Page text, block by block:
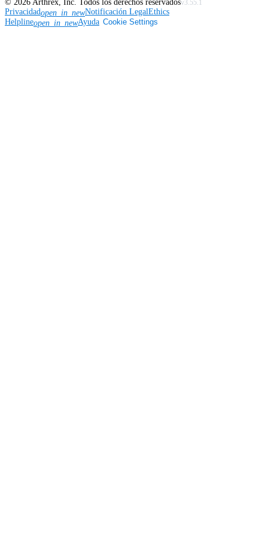
© 2026 Arthrex, Inc. Todos los derechos reservadosv3.55.1
Privacidadopen_in_newNotificación LegalEthics
Helplineopen_in_newAyuda Cookie Settings